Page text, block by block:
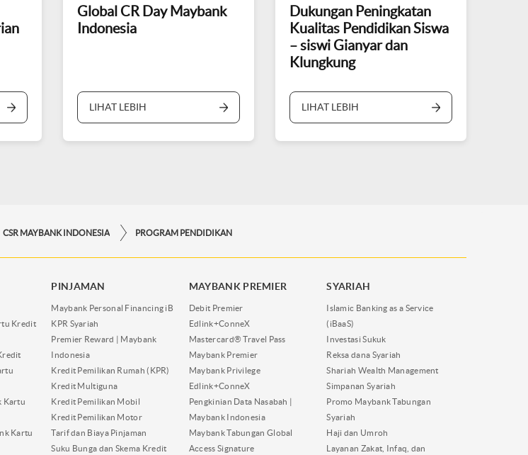
Global CR Day Maybank
Indonesia
LIHAT LEBIH
Dukungan Peningkatan
Kualitas Pendidikan Siswa
– siswi Gianyar dan
Klungkung
LIHAT LEBIH
CSR MAYBANK INDONESIA PROGRAM PENDIDIKAN
Kredit
Kartu
Kartu
PINJAMAN
Maybank Personal Financing iB
KPR Syariah
Premier Reward | Maybank
Indonesia
Kredit Pemilikan Rumah (KPR)
Kredit Multiguna
Kredit Pemilikan Mobil
Kredit Pemilikan Motor
Tarif dan Biaya Pinjaman
Suku Bunga dan Skema Kredit
MAYBANK PREMIER
Debit Premier
Edlink+ConneX
Mastercard® Travel Pass
Maybank Premier
Maybank Privilege
Edlink+ConneX
Pengkinian Data Nasabah |
Maybank Indonesia
Maybank Tabungan Global
Access Signature
SYARIAH
Islamic Banking as a Service
(iBaaS)
Investasi Sukuk
Reksa dana Syariah
Shariah Wealth Management
Simpanan Syariah
Promo Maybank Tabungan
Syariah
Haji dan Umroh
Layanan Zakat, Infaq, dan